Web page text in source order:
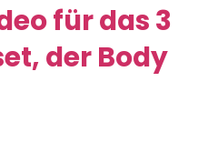
für das 3
der Body